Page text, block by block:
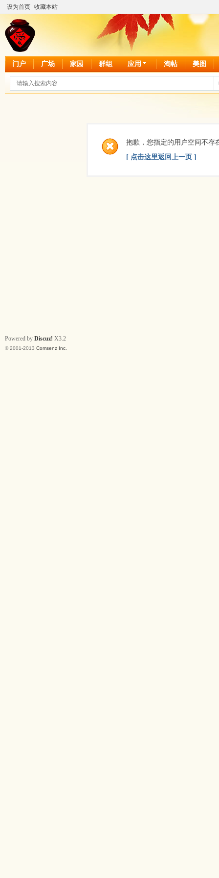
设为首页 收藏本站
门户 广场 家园 群组 应用 淘帖 美图
抱歉，您指定的用户空间不存
[ 点击这里返回上一页 ]
Powered by Discuz! X3.2
© 2001-2013 Comsenz Inc.